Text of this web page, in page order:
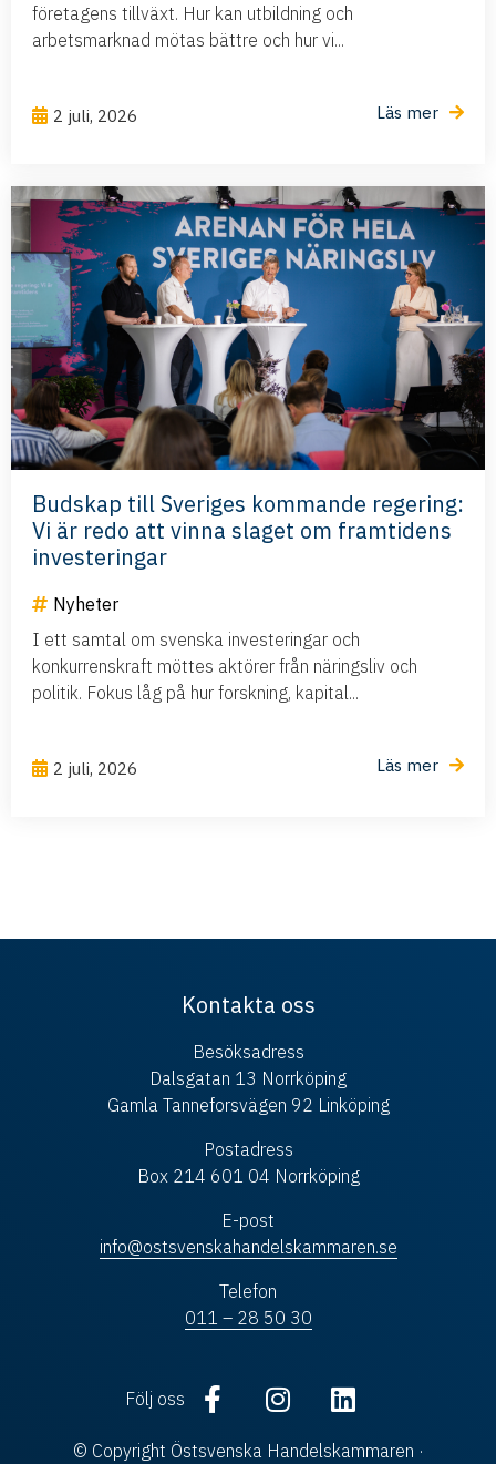
företagens tillväxt. Hur kan utbildning och
arbetsmarknad mötas bättre och hur vi...
2 juli, 2026 Läs mer
Budskap till Sveriges kommande regering:
Vi är redo att vinna slaget om framtidens
investeringar
Nyheter
I ett samtal om svenska investeringar och
konkurrenskraft möttes aktörer från näringsliv och
politik. Fokus låg på hur forskning, kapital...
2 juli, 2026 Läs mer
Kontakta oss
Besöksadress
Dalsgatan 13 Norrköping
Gamla Tanneforsvägen 92 Linköping
Postadress
Box 214 601 04 Norrköping
E-post
info@ostsvenskahandelskammaren.se
Telefon
011 – 28 50 30
Följ oss
© Copyright Östsvenska Handelskammaren ·